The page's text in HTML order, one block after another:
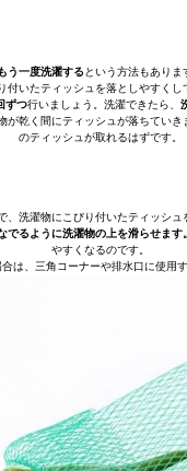
う一度洗濯するという方法もあり
付いたティッシュを落としやすくし
ずつ行いましょう。洗濯できたら、
乾く間にティッシュが落ちていき
のティッシュが取れるはずです。
洗濯物にこびり付いたティッシ
るように洗濯物の上を滑らせます。
やすくなるのです。
は、三角コーナーや排水口に使用